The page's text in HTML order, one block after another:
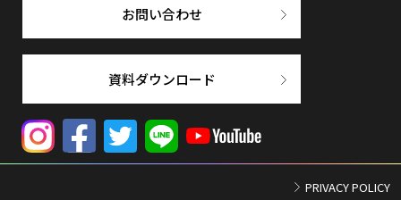
お問い合わせ
資料ダウンロード
PRIVACY POLICY